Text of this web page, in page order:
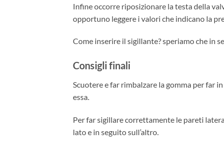
Infine occorre riposizionare la testa della
opportuno leggere i valori che indicano la
Come inserire il sigillante? speriamo che in
Consigli finali
Scuotere e far rimbalzare la gomma per far
essa.
Per far sigillare correttamente le pareti
lato e in seguito sull’altro.